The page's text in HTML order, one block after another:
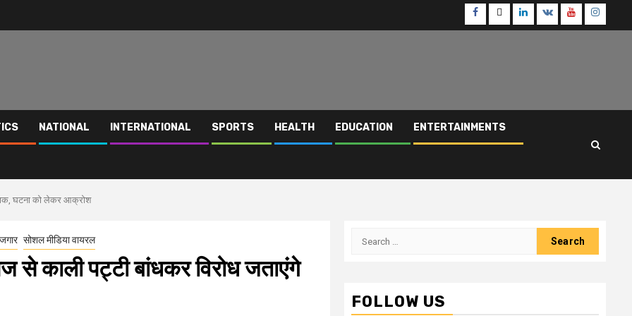
Facebook
TwitterLinkedin
VK Youtube
NATIONAL INTERNATIONAL SPORTS HEALTH EDUCATION ENTERTAINMENTS
घटना को लेकर आक्रोश
सोशल मीडिया वायरल
से काली पट्टी बांधकर विरोध जताएंगे
Search
FOLLOW US